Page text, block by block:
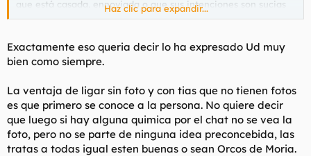
que está casada, ennoviada o que sus intenciones son sucias
sexualmente hablando.
con la que citarse a tomar una Coca-Cola y empezar el ritual
de cortejo sin saber como va a acabar lo de que no haya fotos
es un indicativo claro de que es fácil que haya coincidencia de
Haz clic para expandir...
Exactamente eso queria decir lo ha expresado Ud muy
bien como siempre.
La ventaja de ligar sin foto y con tias que no tienen fotos
es que primero se conoce a la persona. No quiere decir
que luego si hay alguna quimica por el chat no se vea la
foto, pero no se parte de ninguna idea preconcebida, las
tratas a todas igual esten buenas o sean Orcos de Moria.